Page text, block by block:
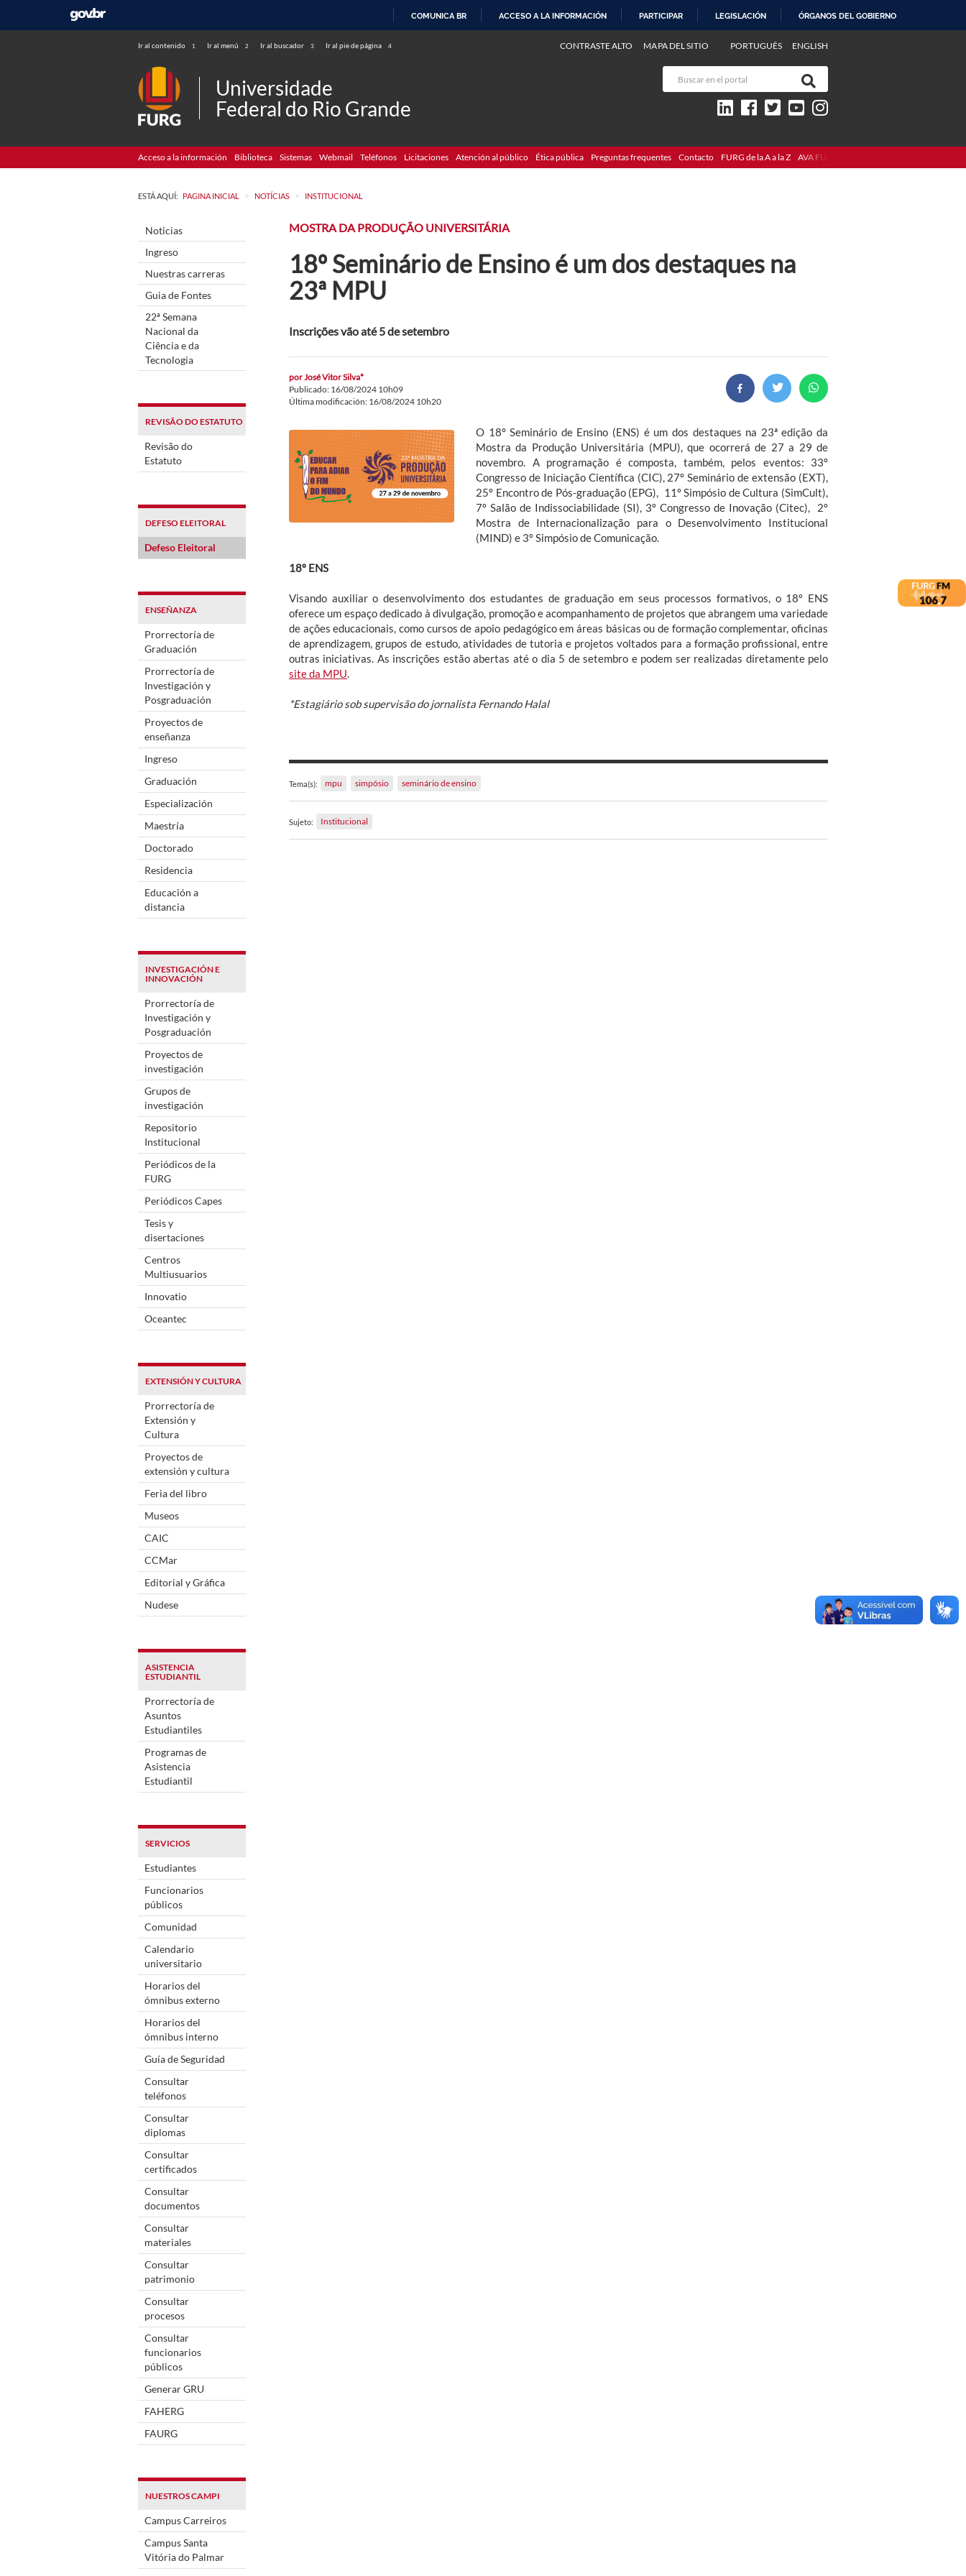
COMUNICA BR ACCESO A LA INFORMACIÓN PARTICIPAR LEGISLACIÓN ÓRGANOS DEL GOBIERNO
Ir al contenido 1 Ir al menú 2 Ir al buscador 3 Ir al pie de página 4 PORTUGUÊS ENGLISH
CONTRASTE ALTO MAPA DEL SITIO
Universidade
Federal do Rio Grande
Acceso a la información Biblioteca Sistemas Webmail Teléfonos Licitaciones Atención al público Ética pública Preguntas frequentes Contacto FURG de la A a la Z AVA FURG
ESTÁ AQUÍ: PAGINA INICIAL > NOTÍCIAS > INSTITUCIONAL
Noticias
Ingreso
Nuestras carreras
Guia de Fontes
22ª Semana
Nacional da
Ciência e da
Tecnologia
REVISÃO DO ESTATUTO
Revisão do
Estatuto
DEFESO ELEITORAL
Defeso Eleitoral
ENSEÑANZA
Prorrectoría de
Graduación
Prorrectoría de
Investigación y
Posgraduación
Proyectos de
enseñanza
Ingreso
Graduación
Especialización
Maestría
Doctorado
Residencia
Educación a
distancia
INVESTIGACIÓN E
INNOVACIÓN
Prorrectoría de
Investigación y
Posgraduación
Proyectos de
investigación
Grupos de
investigación
Repositorio
Institucional
Periódicos de la
FURG
Periódicos Capes
Tesis y
disertaciones
Centros
Multiusuarios
Innovatio
Oceantec
EXTENSIÓN Y CULTURA
Prorrectoría de
Extensión y
Cultura
Proyectos de
extensión y cultura
Feria del libro
Museos
CAIC
CCMar
Editorial y Gráfica
Nudese
ASISTENCIA
ESTUDIANTIL
Prorrectoría de
Asuntos
Estudiantiles
Programas de
Asistencia
Estudiantil
SERVICIOS
Estudiantes
Funcionarios
públicos
Comunidad
Calendario
universitario
Horarios del
ómnibus externo
Horarios del
ómnibus interno
Guía de Seguridad
Consultar
teléfonos
Consultar
diplomas
Consultar
certificados
Consultar
documentos
Consultar
materiales
Consultar
patrimonio
Consultar
procesos
Consultar
funcionarios
públicos
Generar GRU
FAHERG
FAURG
NUESTROS CAMPI
Campus Carreiros
Campus Santa
Vitória do Palmar
MOSTRA DA PRODUÇÃO UNIVERSITÁRIA
18º Seminário de Ensino é um dos destaques na
23ª MPU
Inscrições vão até 5 de setembro
porJosé Vitor Silva*
Publicado: 16/08/2024 10h09
Última modificación: 16/08/2024 10h20
O 18º Seminário de Ensino (ENS) é um dos destaques na 23ª edição da
Mostra da Produção Universitária (MPU), que ocorrerá de 27 a 29 de
novembro. A programação é composta, também, pelos eventos: 33º
Congresso de Iniciação Científica (CIC), 27º Seminário de extensão (EXT),
25º Encontro de Pós-graduação (EPG), 11º Simpósio de Cultura (SimCult),
7º Salão de Indissociabilidade (SI), 3º Congresso de Inovação (Citec), 2º
Mostra de Internacionalização para o Desenvolvimento Institucional
(MIND) e 3º Simpósio de Comunicação.
18º ENS
Visando auxiliar o desenvolvimento dos estudantes de graduação em seus processos formativos, o 18º ENS
oferece um espaço dedicado à divulgação, promoção e acompanhamento de projetos que abrangem uma variedade
de ações educacionais, como cursos de apoio pedagógico em áreas básicas ou de formação complementar, oficinas
de aprendizagem, grupos de estudo, atividades de tutoria e projetos voltados para a formação profissional, entre
outras iniciativas. As inscrições estão abertas até o dia 5 de setembro e podem ser realizadas diretamente pelo
site da MPU
*Estagiário sob supervisão do jornalista Fernando Halal
Tema(s): mpu simpósio seminário de ensino
Sujeto: Institucional